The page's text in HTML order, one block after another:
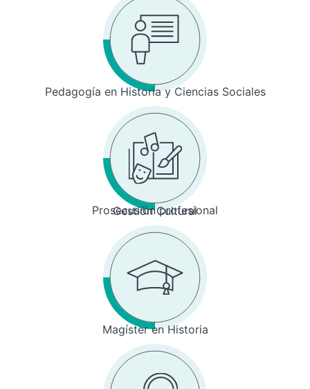
Pedagogía en Historia y Ciencias Sociales
Prosecusión profesional
Gestión Cultural
Magíster en Historia